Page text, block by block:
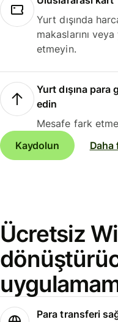
Yurt dışında
makaslarını
etmeyin.
Yurt dışına
edin
Mesafe fark
Kaydolun
Daha
Ücretsiz
Para transferi